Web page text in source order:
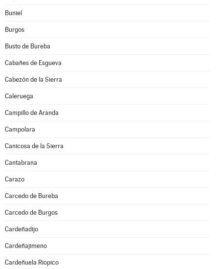
Buniel
Burgos
Busto de Bureba
Cabañes de Esgueva
Cabezón de la Sierra
Caleruega
Campillo de Aranda
Campolara
Canicosa de la Sierra
Cantabrana
Carazo
Carcedo de Bureba
Carcedo de Burgos
Cardeñadijo
Cardeñajimeno
Cardeñuela Riopico